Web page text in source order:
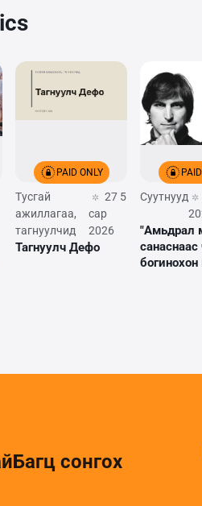
PAID ONLY
Тусгай
ажиллагаа,
тагнуулчид
27 5
сар
2026
Тагнуулч Дефо
Суутнууд
"Амьдрал
санаснаас
Багц сонгох